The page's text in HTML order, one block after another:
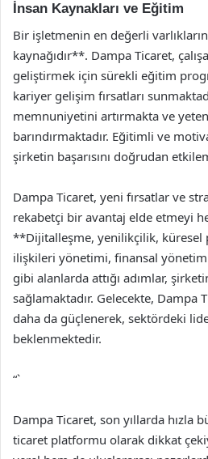
İnsan Kaynakları ve Eğitim
Bir işletmenin en değerli
kaynağıdır**. Dampa Ticaret,
geliştirmek için sürekli eğitim
kariyer gelişim fırsatları
memnuniyetini artırmakta ve
barındırmaktadır. Eğitimli ve
şirketin başarısını doğrudan
Dampa Ticaret, yeni fırsatlar ve
rekabetçi bir avantaj elde etmeyi
**Dijitalleşme, yenilikçilik, küresel
ilişkileri yönetimi, finansal
gibi alanlarda attığı adımlar,
sağlamaktadır. Gelecekte, Dampa
daha da güçlenerek, sektördeki
beklenmektedir.
“`
Dampa Ticaret, son yıllarda hızla
ticaret platformu olarak dikkat